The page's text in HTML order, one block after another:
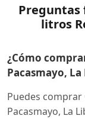
Preguntas
litros
¿Cómo
Pacasmayo,
Puedes comprar
Pacasmayo, La